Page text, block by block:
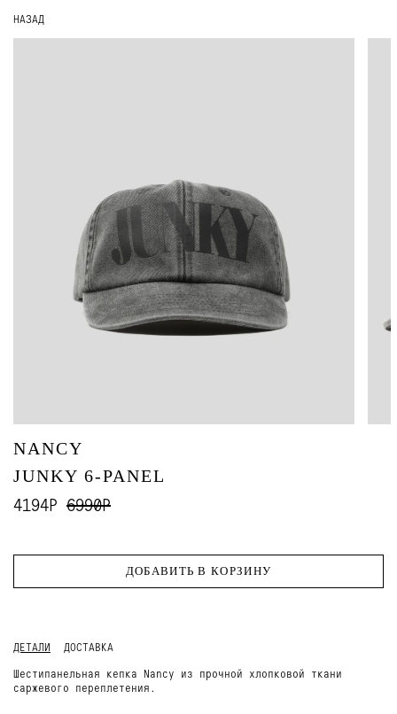
НАЗАД
NANCY
JUNKY 6-PANEL
4194Р 6990Р
ДОБАВИТЬ В КОРЗИНУ
ДЕТАЛИ
ДОСТАВКА
Шестипанельная кепка Nancy из прочной хлопковой ткани
саржевого переплетения.